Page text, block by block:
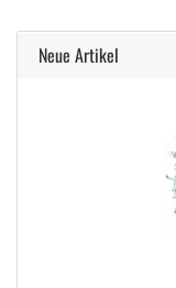
Neue Artikel